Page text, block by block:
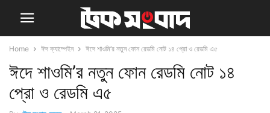
Home ঈদ ক্যাম্পেইন ঈদে শাওমি’র নতুন ফোন রেডমি নোট ১৪ প্রো ও রেডমি এ৫
ঈদে শাওমি’র নতুন ফোন রেডমি নোট ১৪
প্রো ও রেডমি এ৫